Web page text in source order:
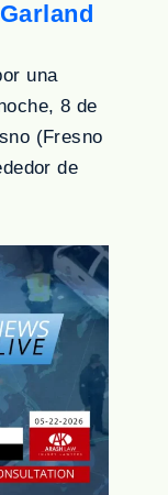
una
8 de
(Fresno
de